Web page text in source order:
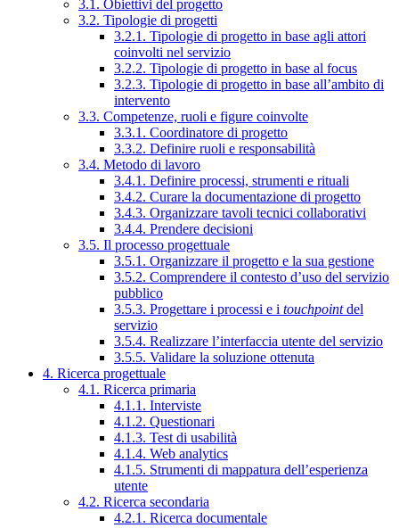
3.1. Obiettivi del progetto
3.2. Tipologie di progetti
3.2.1. Tipologie di progetto in base agli attori
coinvolti nel servizio
3.2.2. Tipologie di progetto in base al focus
3.2.3. Tipologie di progetto in base all’ambito di
intervento
3.3. Competenze, ruoli e figure coinvolte
3.3.1. Coordinatore di progetto
3.3.2. Definire ruoli e responsabilità
3.4. Metodo di lavoro
3.4.1. Definire processi, strumenti e rituali
3.4.2. Curare la documentazione di progetto
3.4.3. Organizzare tavoli tecnici collaborativi
3.4.4. Prendere decisioni
3.5. Il processo progettuale
3.5.1. Organizzare il progetto e la sua gestione
3.5.2. Comprendere il contesto d’uso del servizio
pubblico
3.5.3. Progettare i processi e i touchpointdel
servizio
3.5.4. Realizzare l’interfaccia utente del servizio
3.5.5. Validare la soluzione ottenuta
4. Ricerca progettuale
4.1. Ricerca primaria
4.1.1. Interviste
4.1.2. Questionari
4.1.3. Test di usabilità
4.1.4. Web analytics
4.1.5. Strumenti di mappatura dell’esperienza
utente
4.2. Ricerca secondaria
4.2.1. Ricerca documentale